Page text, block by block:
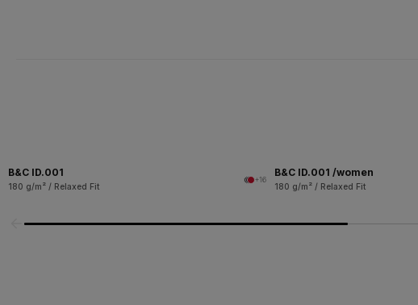
B&C ID.001
180 g/m² / Relaxed Fit
+16
B&C ID.001 /women
180 g/m² / Relaxed Fit